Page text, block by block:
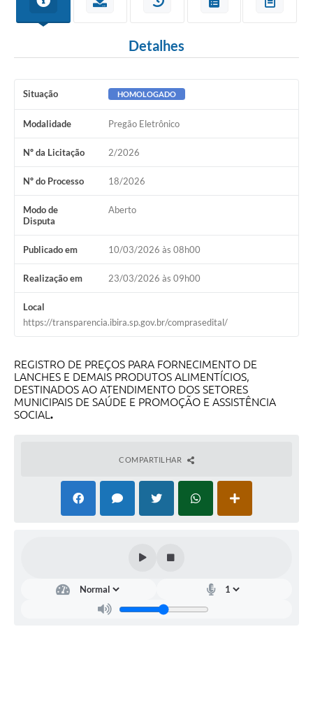
Detalhes
Situação HOMOLOGADO
Modalidade Pregão Eletrônico
Nº da Licitação 2/2026
Nº do Processo 18/2026
Modo de
Disputa
Aberto
Publicado em 10/03/2026 às 08h00
Realização em 23/03/2026 às 09h00
Local
https://transparencia.ibira.sp.gov.br/comprasedital/
REGISTRO DE PREÇOS PARA FORNECIMENTO DE
LANCHES E DEMAIS PRODUTOS ALIMENTÍCIOS,
DESTINADOS AO ATENDIMENTO DOS SETORES
MUNICIPAIS DE SAÚDE E PROMOÇÃO E ASSISTÊNCIA
SOCIAL .
COMPARTILHAR